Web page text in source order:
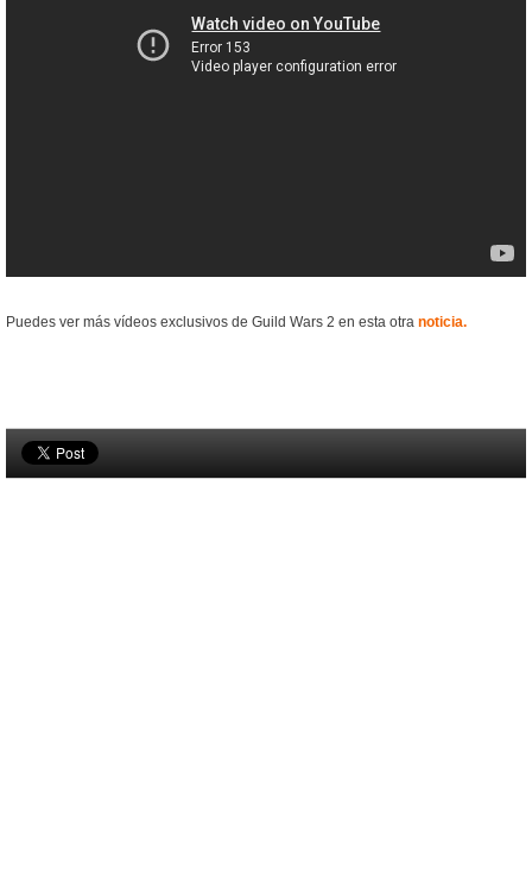
Puedes ver más vídeos exclusivos de Guild Wars 2 en esta otra noticia.